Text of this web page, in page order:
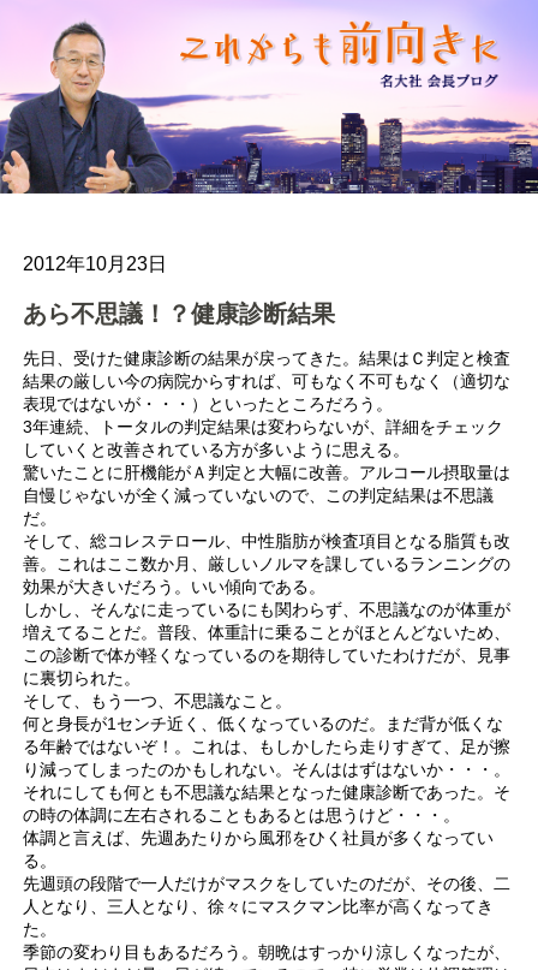
2012年10月23日
あら不思議！？健康診断結果
先日、受けた健康診断の結果が戻ってきた。結果はＣ判定と検査
結果の厳しい今の病院からすれば、可もなく不可もなく（適切な
表現ではないが・・・）といったところだろう。
3年連続、トータルの判定結果は変わらないが、詳細をチェック
していくと改善されている方が多いように思える。
驚いたことに肝機能がＡ判定と大幅に改善。アルコール摂取量は
自慢じゃないが全く減っていないので、この判定結果は不思議
だ。
そして、総コレステロール、中性脂肪が検査項目となる脂質も改
善。これはここ数か月、厳しいノルマを課しているランニングの
効果が大きいだろう。いい傾向である。
しかし、そんなに走っているにも関わらず、不思議なのが体重が
増えてることだ。普段、体重計に乗ることがほとんどないため、
この診断で体が軽くなっているのを期待していたわけだが、見事
に裏切られた。
そして、もう一つ、不思議なこと。
何と身長が1センチ近く、低くなっているのだ。まだ背が低くな
る年齢ではないぞ！。これは、もしかしたら走りすぎて、足が擦
り減ってしまったのかもしれない。そんははずはないか・・・。
それにしても何とも不思議な結果となった健康診断であった。そ
の時の体調に左右されることもあるとは思うけど・・・。
体調と言えば、先週あたりから風邪をひく社員が多くなってい
る。
先週頭の段階で一人だけがマスクをしていたのだが、その後、二
人となり、三人となり、徐々にマスクマン比率が高くなってき
た。
季節の変わり目もあるだろう。朝晩はすっかり涼しくなったが、